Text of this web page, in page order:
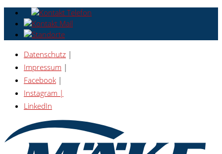
Datenschutz |
Impressum |
Facebook |
Instagram |
LinkedIn